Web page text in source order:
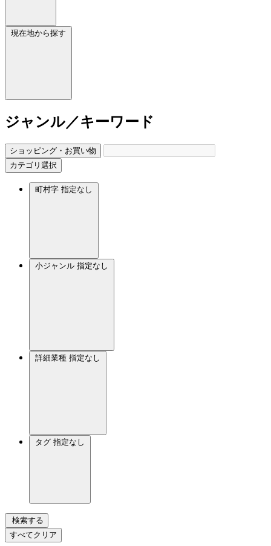
現在地から探す
ジャンル／キーワード
ショッピング・お買い物
カテゴリ選択
町村字 指定なし
小ジャンル 指定なし
詳細業種 指定なし
タグ 指定なし
検索する
すべてクリア